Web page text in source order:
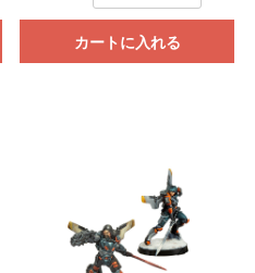
カートに入れる